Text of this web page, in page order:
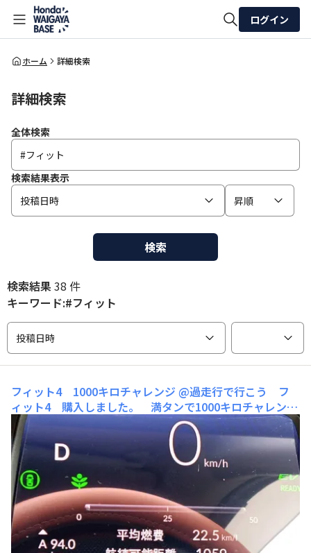
全体検索
ログイン
ホーム 詳細検索
詳細検索
全体検索
検索結果表示
投稿日時
昇順
検索
検索結果38 件
キーワード:#フィット
投稿日時
フィット4 1000キロチャレンジ @過走行で行こう フ
ィット4 購入しました。 満タンで1000キロチャレンジ
参加してます。お楽しみに！